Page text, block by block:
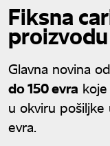
Fiksna
proizvodu
Glavna novina
do 150 evra
u okviru pošiljke
evra.